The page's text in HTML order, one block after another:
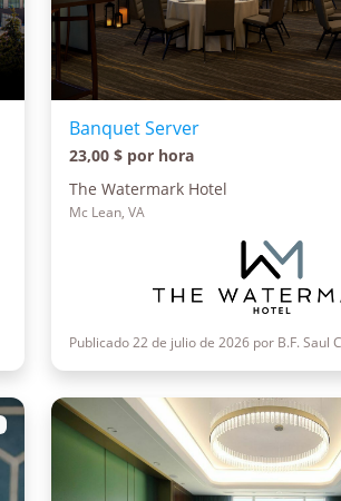
Banquet Server
23,00 $ por hora
The Watermark Hotel
Mc Lean, VA